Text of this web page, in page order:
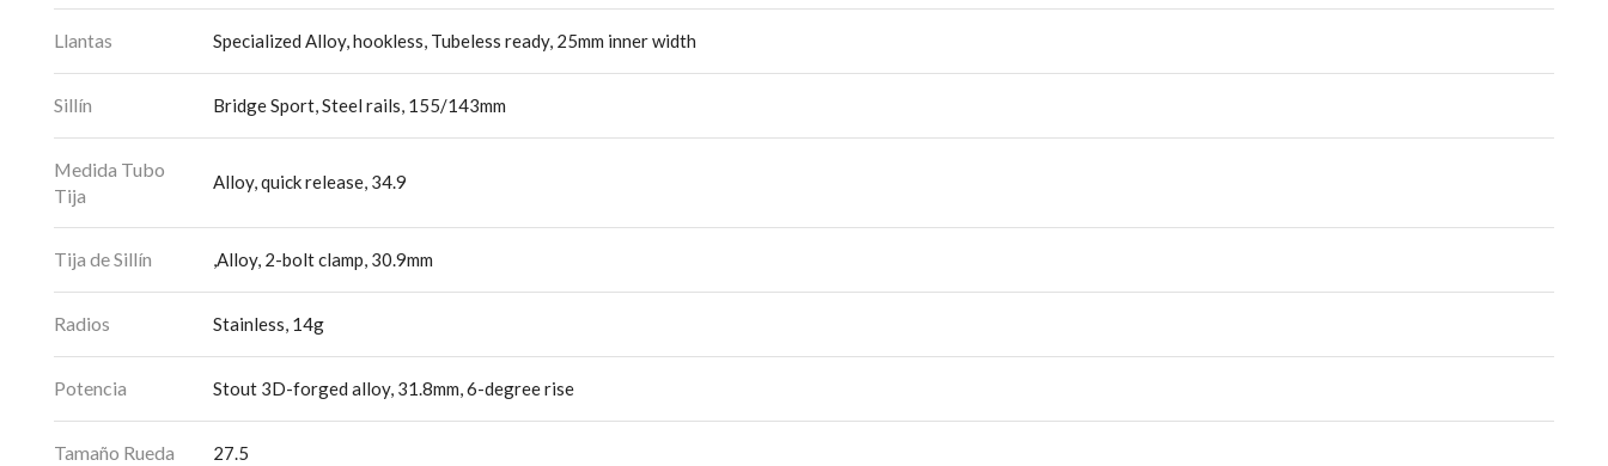
Llantas Specialized Alloy, hookless, Tubeless ready, 25mm inner width
Sillín Bridge Sport, Steel rails, 155/143mm
Medida Tubo
Tija
Alloy, quick release, 34.9
Tija de Sillín ,Alloy, 2-bolt clamp, 30.9mm
Radios Stainless, 14g
Potencia Stout 3D-forged alloy, 31.8mm, 6-degree rise
Tamaño Rueda 27.5